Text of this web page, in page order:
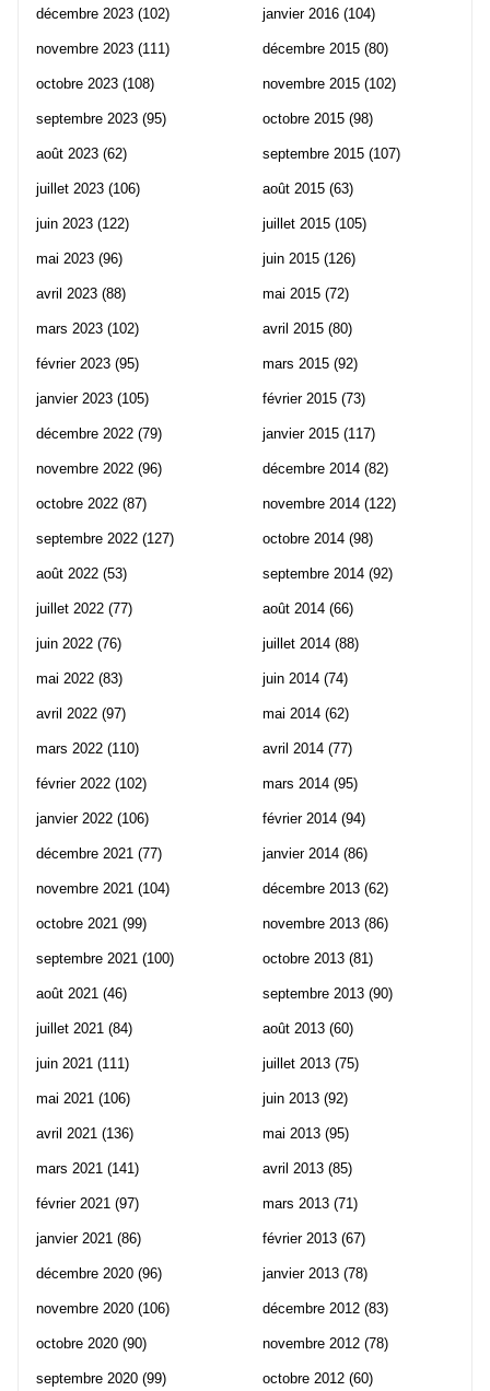
décembre 2023 (102)
novembre 2023 (111)
octobre 2023 (108)
septembre 2023 (95)
août 2023 (62)
juillet 2023 (106)
juin 2023 (122)
mai 2023 (96)
avril 2023 (88)
mars 2023 (102)
février 2023 (95)
janvier 2023 (105)
décembre 2022 (79)
novembre 2022 (96)
octobre 2022 (87)
septembre 2022 (127)
août 2022 (53)
juillet 2022 (77)
juin 2022 (76)
mai 2022 (83)
avril 2022 (97)
mars 2022 (110)
février 2022 (102)
janvier 2022 (106)
décembre 2021 (77)
novembre 2021 (104)
octobre 2021 (99)
septembre 2021 (100)
août 2021 (46)
juillet 2021 (84)
juin 2021 (111)
mai 2021 (106)
avril 2021 (136)
mars 2021 (141)
février 2021 (97)
janvier 2021 (86)
décembre 2020 (96)
novembre 2020 (106)
octobre 2020 (90)
septembre 2020 (99)
janvier 2016 (104)
décembre 2015 (80)
novembre 2015 (102)
octobre 2015 (98)
septembre 2015 (107)
août 2015 (63)
juillet 2015 (105)
juin 2015 (126)
mai 2015 (72)
avril 2015 (80)
mars 2015 (92)
février 2015 (73)
janvier 2015 (117)
décembre 2014 (82)
novembre 2014 (122)
octobre 2014 (98)
septembre 2014 (92)
août 2014 (66)
juillet 2014 (88)
juin 2014 (74)
mai 2014 (62)
avril 2014 (77)
mars 2014 (95)
février 2014 (94)
janvier 2014 (86)
décembre 2013 (62)
novembre 2013 (86)
octobre 2013 (81)
septembre 2013 (90)
août 2013 (60)
juillet 2013 (75)
juin 2013 (92)
mai 2013 (95)
avril 2013 (85)
mars 2013 (71)
février 2013 (67)
janvier 2013 (78)
décembre 2012 (83)
novembre 2012 (78)
octobre 2012 (60)